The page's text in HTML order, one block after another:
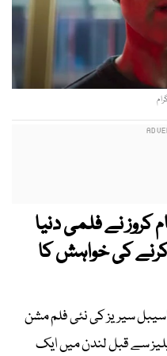
کروز نے فلمی دنیا
کی خواہش کا
سیریز کی نئی فلم مشن
سے قبل لندن میں ایک